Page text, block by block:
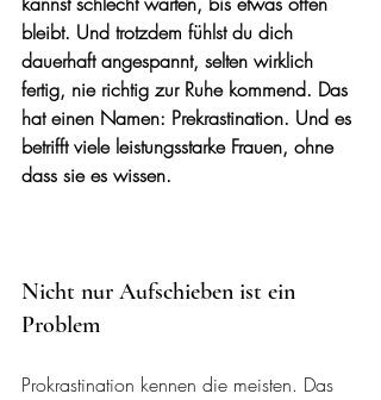
bleibt. Und trotzdem fühlst du dich
dauerhaft angespannt, selten wirklich
fertig, nie richtig zur Ruhe kommend. Das
hat einen Namen: Prekrastination. Und es
betrifft viele leistungsstarke Frauen, ohne
dass sie es wissen.
Nicht nur Aufschieben ist ein
Problem
Prokrastination kennen die meisten. Das